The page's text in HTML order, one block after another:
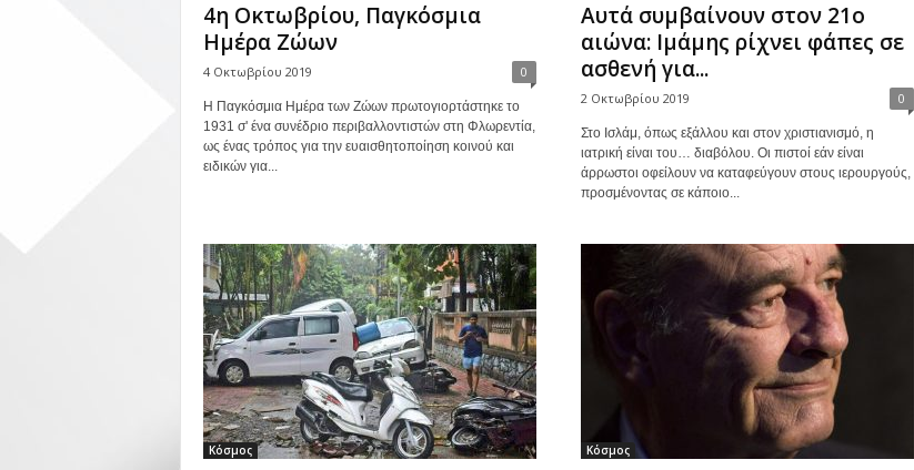
4η Οκτωβρίου, Παγκόσμια
Ημέρα Ζώων
4 Οκτωβρίου 2019 0
Η Παγκόσμια Ημέρα των Ζώων πρωτογιορτάστηκε το
1931 σ' ένα συνέδριο περιβαλλοντιστών στη Φλωρεντία,
ως ένας τρόπος για την ευαισθητοποίηση κοινού και
ειδικών για...
Αυτά συμβαίνουν στον 21ο
αιώνα: Ιμάμης ρίχνει φάπες σε
ασθενή για...
2 Οκτωβρίου 2019 0
Στο Ισλάμ, όπως εξάλλου και στον χριστιανισμό, η
ιατρική είναι του… διαβόλου. Οι πιστοί εάν είναι
άρρωστοι οφείλουν να καταφεύγουν στους ιερουργούς,
προσμένοντας σε κάποιο...
Κόσμος Κόσμος